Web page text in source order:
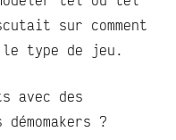
sur comment
type de jeu.
avec des
démomakers ?